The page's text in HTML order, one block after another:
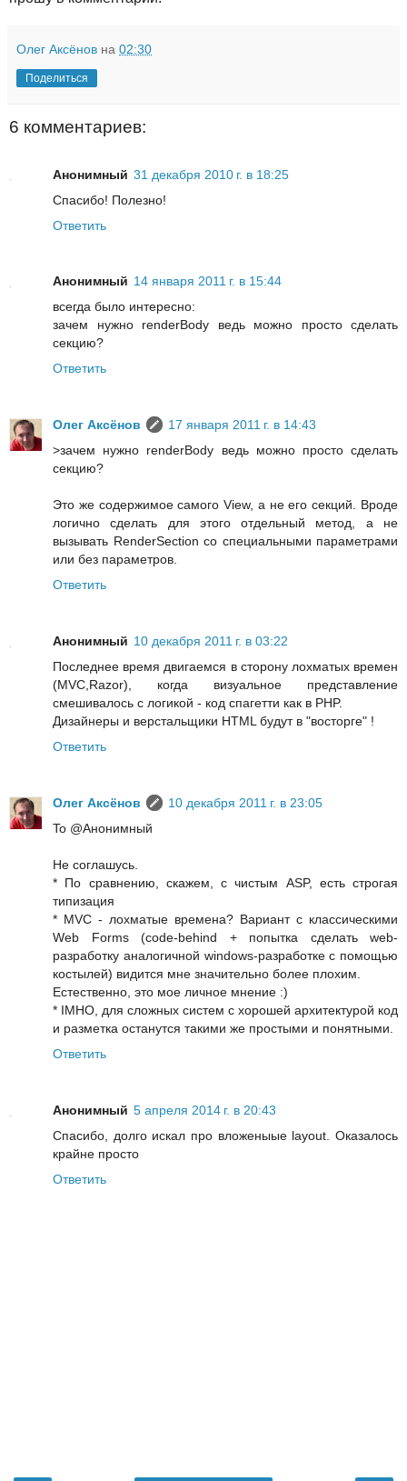
Олег Аксёнов на 02:30
Поделиться
6 комментариев:
Анонимный 31 декабря 2010 г. в 18:25
Спасибо! Полезно!
Ответить
Анонимный 14 января 2011 г. в 15:44
всегда было интересно:
зачем нужно renderBody ведь можно просто сделать
секцию?
Ответить
Олег Аксёнов
17 января 2011 г. в 14:43
>зачем нужно renderBody ведь можно просто сделать
секцию?
Это же содержимое самого View, а не его секций. Вроде
логично сделать для этого отдельный метод, а не
вызывать RenderSection со специальными параметрами
или без параметров.
Ответить
Анонимный 10 декабря 2011 г. в 03:22
Последнее время двигаемся в сторону лохматых времен
(MVC,Razor), когда визуальное представление
смешивалось с логикой - код спагетти как в PHP.
Дизайнеры и верстальщики HTML будут в "восторге" !
Ответить
Олег Аксёнов
10 декабря 2011 г. в 23:05
To @Анонимный
Не соглашусь.
* По сравнению, скажем, с чистым ASP, есть строгая
типизация
* MVC - лохматые времена? Вариант с классическими
Web Forms (code-behind + попытка сделать web-
разработку аналогичной windows-разработке с помощью
костылей) видится мне значительно более плохим.
Естественно, это мое личное мнение :)
* IMHO, для сложных систем с хорошей архитектурой код
и разметка останутся такими же простыми и понятными.
Ответить
Анонимный 5 апреля 2014 г. в 20:43
Спасибо, долго искал про вложеныые layout. Оказалось
крайне просто
Ответить